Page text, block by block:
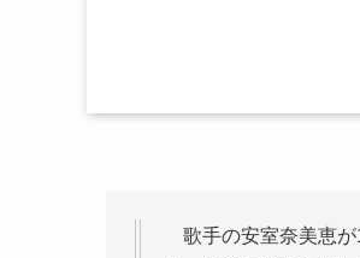
歌手の安室奈美恵が